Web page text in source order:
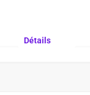
Détails